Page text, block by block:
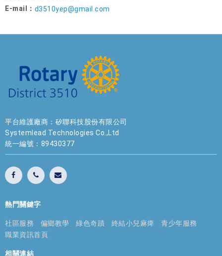
E-mail： d3510yep@gmail.com
平台維護廠商：矽聯科技股份有限公司
Systemlead Technologies Co.,Ltd
統一編號：89430377
熱門關鍵字
社區服務 偏鄉教學 綠色奇蹟 終結小兒麻痺
青少年服務
職業資訊首頁
相關連結